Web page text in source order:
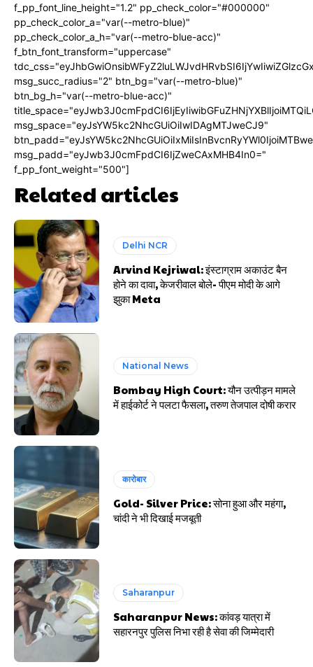
f_pp_font_line_height="1.2" pp_check_color="#000000"
pp_check_color_a="var(--metro-blue)"
pp_check_color_a_h="var(--metro-blue-acc)"
f_btn_font_transform="uppercase"
msg_succ_radius="2" btn_bg="var(--metro-blue)"
btn_bg_h="var(--metro-blue-acc)"
msg_space="eyJsYW5kc2NhcGUiOiIwIDAgMTJweCJ9"
msg_padd="eyJwb3J0cmFpdCI6IjZweCAxMHB4In0="
f_pp_font_weight="500"]
Related articles
Delhi NCR
Arvind Kejriwal: इंस्टाग्राम अकाउंट बैन
होने का दावा, केजरीवाल बोले- पीएम मोदी के आगे
झुका Meta
National News
Bombay High Court: यौन उत्पीड़न मामले
में हाईकोर्ट ने पलटा फैसला, तरुण तेजपाल दोषी करार
कारोबार
Gold- Silver Price: सोना हुआ और महंगा,
चांदी ने भी दिखाई मजबूती
Saharanpur
Saharanpur News: कांवड़ यात्रा में
सहारनपुर पुलिस निभा रही है सेवा की जिम्मेदारी